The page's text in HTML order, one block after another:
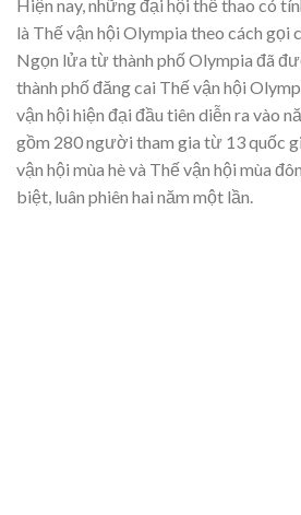
Hiện nay, những đại hội thể thao có
là Thế vận hội Olympia theo cách gọi
Ngọn lửa từ thành phố Olympia đã
thành phố đăng cai Thế vận hội
vận hội hiện đại đầu tiên diễn ra vào
gồm 280 người tham gia từ 13 quốc
vận hội mùa hè và Thế vận hội mùa
biệt, luân phiên hai năm một lần.